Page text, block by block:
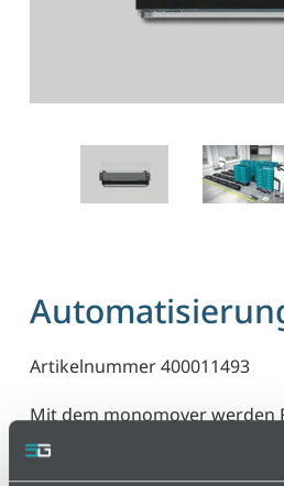
Artikelnummer 400011493
Mit dem monomover werden
automatisiert und die
optimiert. Die Ausrichtung